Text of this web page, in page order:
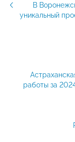
В
уникальный
работы за